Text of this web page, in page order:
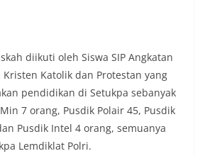
memastikan bendera dalam
tidak sobek, dan layak untuk
simbol kehormatan
menyampaikan imbauan terkait
sambang DDS ini juga
sebagai sarana deteksi dini (early
mengantisipasi potensi gangguan
diikuti oleh Siswa SIP Angkatan
Kristen Katolik dan Protestan yang
pendidikan di Setukpa sebanyak
7 orang, Pusdik Polair 45, Pusdik
Pusdik Intel 4 orang, semuanya
Lemdiklat Polri.